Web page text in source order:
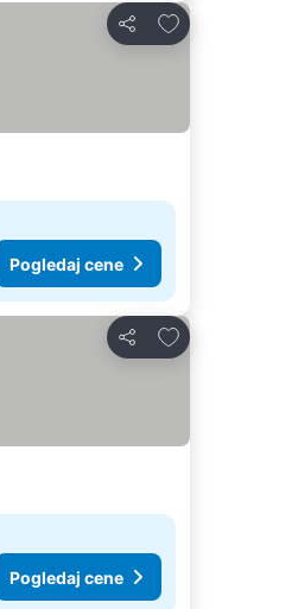
Deli
Dodati u favorite
Pogledaj cene
Deli
Dodati u favorite
Pogledaj cene